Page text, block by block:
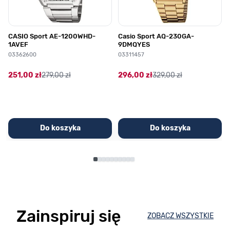
CASIO Sport AE-1200WHD-
1AVEF
03362600
251,00 zł279,00 zł
Do koszyka
Casio Sport AQ-230GA-
9DMQYES
03311457
296,00 zł329,00 zł
Do koszyka
Zainspiruj się ZOBACZ WSZYSTKIE